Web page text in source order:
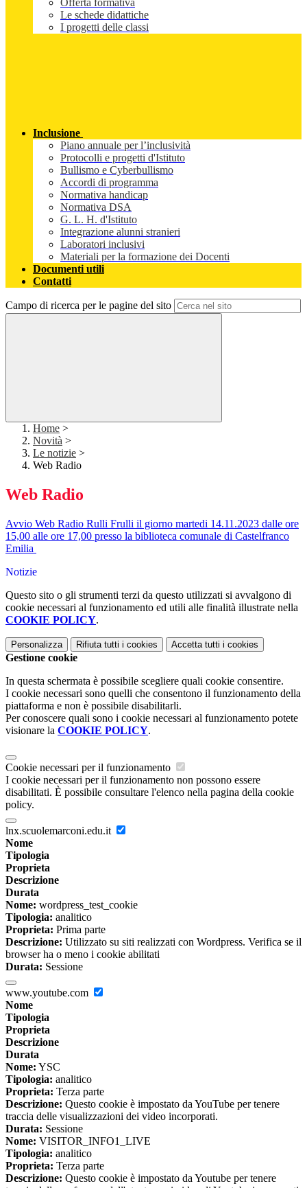
Offerta formativa
Le schede didattiche
I progetti delle classi
Inclusione
Piano annuale per l’inclusività
Protocolli e progetti d'Istituto
Bullismo e Cyberbullismo
Accordi di programma
Normativa handicap
Normativa DSA
G. L. H. d'Istituto
Integrazione alunni stranieri
Laboratori inclusivi
Materiali per la formazione dei Docenti
Documenti utili
Contatti
Campo di ricerca per le pagine del sito
Home >
Novità >
Le notizie >
Web Radio
Web Radio
Avvio Web Radio Rulli Frulli il giorno martedi 14.11.2023 dalle ore
15,00 alle ore 17,00 presso la biblioteca comunale di Castelfranco
Emilia
Notizie
Questo sito o gli strumenti terzi da questo utilizzati si avvalgono di
cookie necessari al funzionamento ed utili alle finalità illustrate nella
COOKIE POLICY.
Personalizza Rifiuta tutti i cookies Accetta tutti i cookies
Gestione cookie
In questa schermata è possibile scegliere quali cookie consentire.
I cookie necessari sono quelli che consentono il funzionamento della
piattaforma e non è possibile disabilitarli.
Per conoscere quali sono i cookie necessari al funzionamento potete
visionare la COOKIE POLICY.
Cookie necessari per il funzionamento
I cookie necessari per il funzionamento non possono essere
disabilitati. È possibile consultare l'elenco nella pagina della cookie
policy.
lnx.scuolemarconi.edu.it
Nome
Tipologia
Proprieta
Descrizione
Durata
Nome: wordpress_test_cookie
Tipologia: analitico
Proprieta: Prima parte
Descrizione: Utilizzato su siti realizzati con Wordpress. Verifica se il
browser ha o meno i cookie abilitati
Durata: Sessione
www.youtube.com
Nome
Tipologia
Proprieta
Descrizione
Durata
Nome: YSC
Tipologia: analitico
Proprieta: Terza parte
Descrizione: Questo cookie è impostato da YouTube per tenere
traccia delle visualizzazioni dei video incorporati.
Durata: Sessione
Nome: VISITOR_INFO1_LIVE
Tipologia: analitico
Proprieta: Terza parte
Descrizione: Questo cookie è impostato da Youtube per tenere